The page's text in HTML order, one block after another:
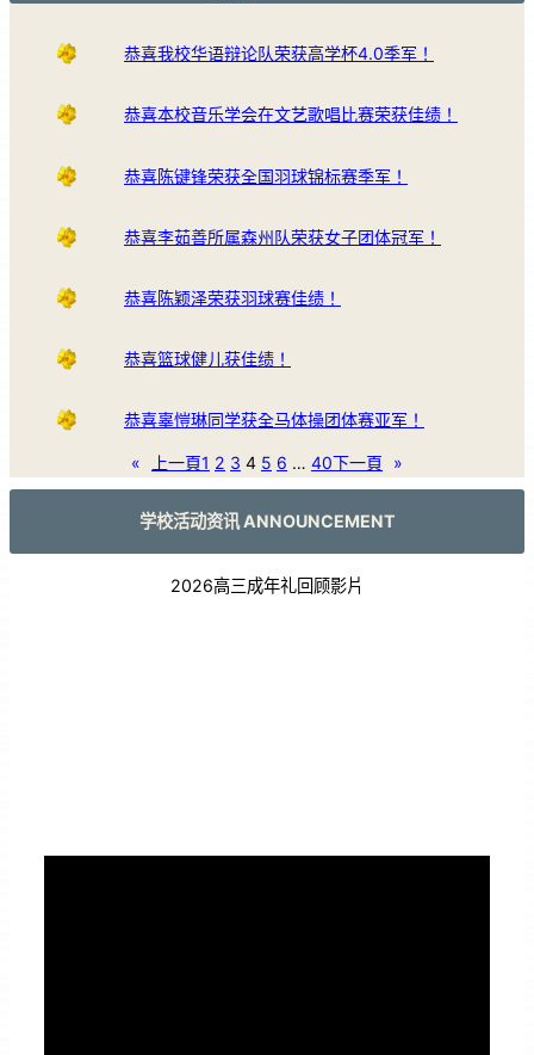
恭喜我校华语辩论队荣获高学杯4.0季军！
恭喜本校音乐学会在文艺歌唱比赛荣获佳绩！
恭喜陈键锋荣获全国羽球锦标赛季军！
恭喜李茹善所属森州队荣获女子团体冠军！
恭喜陈颖泽荣获羽球赛佳绩！
恭喜篮球健儿获佳绩！
恭喜辜愷琳同学获全马体操团体赛亚军！
« 上一頁1 2 3 4 5 6 … 40下一頁 »
学校活动资讯 ANNOUNCEMENT
2026高三成年礼回顾影片